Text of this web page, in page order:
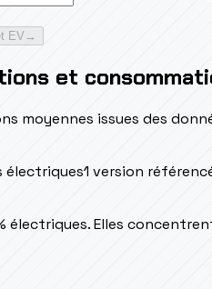
EV →
et
moyennes issues des
électriques1 version
électriques. Elles